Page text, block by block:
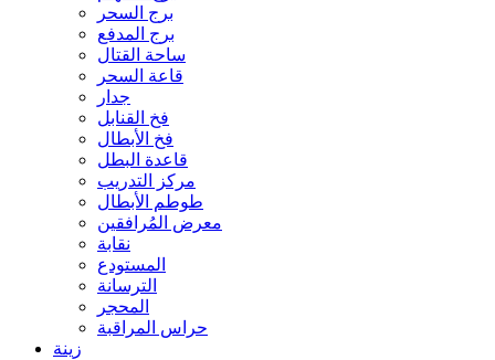
برج السحر
برج المدفع
ساحة القتال
قاعة السحر
جدار
فخ القنابل
فخ الأبطال
قاعدة البطل
مركز التدريب
طوطم الأبطال
معرض المُرافقين
نقابة
المستودع
الترسانة
المحجر
حراس المراقبة
زينة